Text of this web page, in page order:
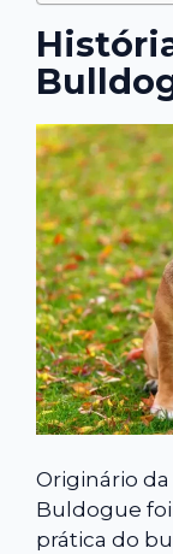
Originário
Buldogue
prática do